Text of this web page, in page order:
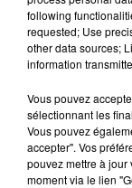
Artiste :
Berges de
foire. Thème
STEW, Paris
VILLE
Mulhouse
Gare de
CRÉATIVE.
following
requested; Use
other data sources;
information
Vous pouvez
sélectionnant les
Vous pouvez
accepter". Vos
pouvez mettre à jour
moment via le lien